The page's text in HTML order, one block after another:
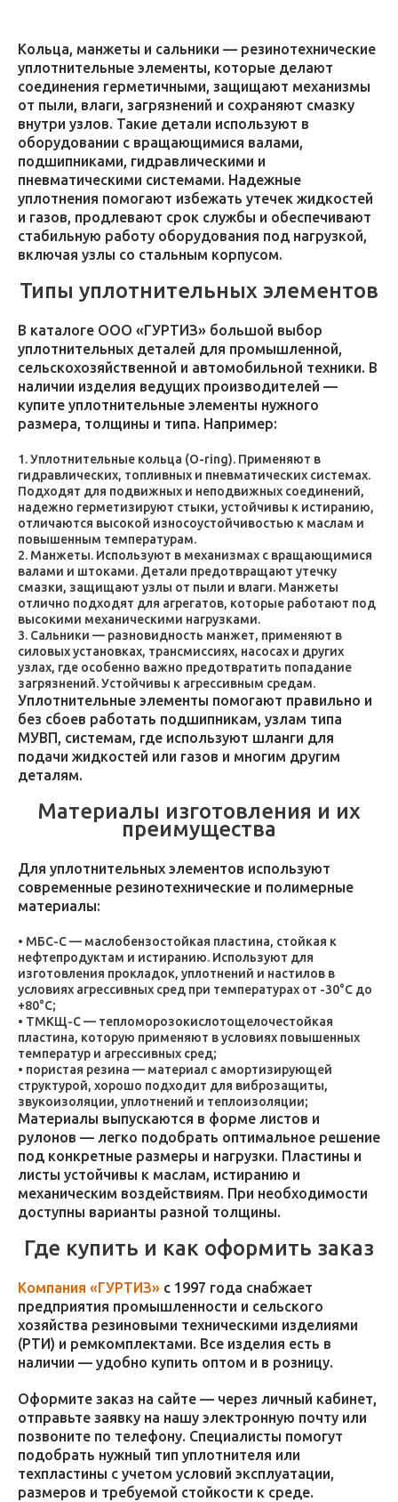
Кольца, манжеты и сальники — резинотехнические
уплотнительные элементы, которые делают
соединения герметичными, защищают механизмы
от пыли, влаги, загрязнений и сохраняют смазку
внутри узлов. Такие детали используют в
оборудовании с вращающимися валами,
подшипниками, гидравлическими и
пневматическими системами. Надежные
уплотнения помогают избежать утечек жидкостей
и газов, продлевают срок службы и обеспечивают
стабильную работу оборудования под нагрузкой,
включая узлы со стальным корпусом.
Типы уплотнительных элементов
В каталоге ООО «ГУРТИЗ» большой выбор
уплотнительных деталей для промышленной,
сельскохозяйственной и автомобильной техники. В
наличии изделия ведущих производителей —
купите уплотнительные элементы нужного
размера, толщины и типа. Например:
Уплотнительные кольца (O-ring). Применяют в
гидравлических, топливных и пневматических системах.
Подходят для подвижных и неподвижных соединений,
надежно герметизируют стыки, устойчивы к истиранию,
отличаются высокой износоустойчивостью к маслам и
повышенным температурам.
Манжеты. Используют в механизмах с вращающимися
валами и штоками. Детали предотвращают утечку
смазки, защищают узлы от пыли и влаги. Манжеты
отлично подходят для агрегатов, которые работают под
высокими механическими нагрузками.
Сальники — разновидность манжет, применяют в
силовых установках, трансмиссиях, насосах и других
узлах, где особенно важно предотвратить попадание
загрязнений. Устойчивы к агрессивным средам.
Уплотнительные элементы помогают правильно и
без сбоев работать подшипникам, узлам типа
МУВП, системам, где используют шланги для
подачи жидкостей или газов и многим другим
деталям.
Материалы изготовления и их
преимущества
Для уплотнительных элементов используют
современные резинотехнические и полимерные
материалы:
МБС-С — маслобензостойкая пластина, стойкая к
нефтепродуктам и истиранию. Используют для
изготовления прокладок, уплотнений и настилов в
условиях агрессивных сред при температурах от -30°C до
+80°C;
ТМКЩ-С — тепломорозокислотощелочестойкая
пластина, которую применяют в условиях повышенных
температур и агрессивных сред;
пористая резина — материал с амортизирующей
структурой, хорошо подходит для виброзащиты,
звукоизоляции, уплотнений и теплоизоляции;
Материалы выпускаются в форме листов и
рулонов — легко подобрать оптимальное решение
под конкретные размеры и нагрузки. Пластины и
листы устойчивы к маслам, истиранию и
механическим воздействиям. При необходимости
доступны варианты разной толщины.
Где купить и как оформить заказ
Компания «ГУРТИЗ» с 1997 года снабжает
предприятия промышленности и сельского
хозяйства резиновыми техническими изделиями
(РТИ) и ремкомплектами. Все изделия есть в
наличии — удобно купить оптом и в розницу.
Оформите заказ на сайте — через личный кабинет,
отправьте заявку на нашу электронную почту или
позвоните по телефону. Специалисты помогут
подобрать нужный тип уплотнителя или
техпластины с учетом условий эксплуатации,
размеров и требуемой стойкости к среде.